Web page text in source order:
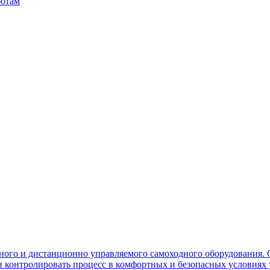
и дистанционно управляемого самоходного
процесс в комфортных и безопасных условиях